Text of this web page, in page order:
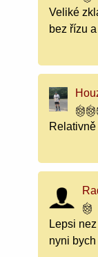
Veliké
bez řízu
Lepsi
nyni